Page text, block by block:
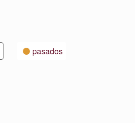
pasados